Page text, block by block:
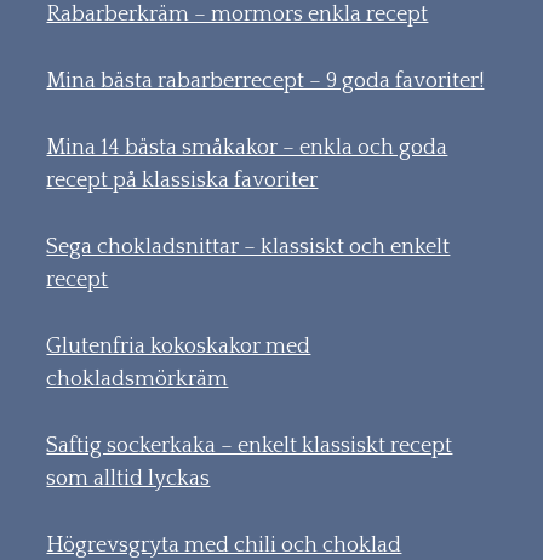
Rabarberkräm – mormors enkla recept
Mina bästa rabarberrecept – 9 goda favoriter!
Mina 14 bästa småkakor – enkla och goda
recept på klassiska favoriter
Sega chokladsnittar – klassiskt och enkelt
recept
Glutenfria kokoskakor med
chokladsmörkräm
Saftig sockerkaka – enkelt klassiskt recept
som alltid lyckas
Högrevsgryta med chili och choklad